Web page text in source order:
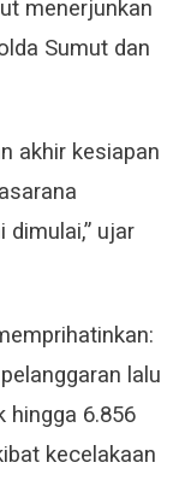
menerjunkan
Sumut dan
akhir kesiapan
ujar
lalu
hingga 6.856
kecelakaan